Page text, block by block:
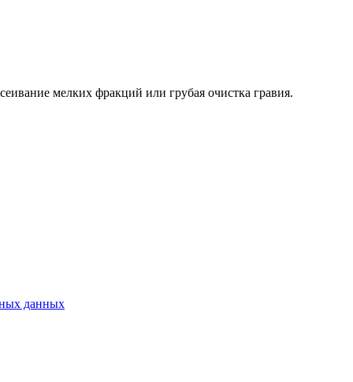
мелких фракций или грубая очистка гравия.
данных